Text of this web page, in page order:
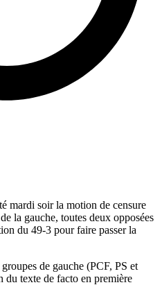
mardi soir la motion de censure
la gauche, toutes deux opposées
du 49-3 pour faire passer la
de gauche (PCF, PS et
texte de facto en première